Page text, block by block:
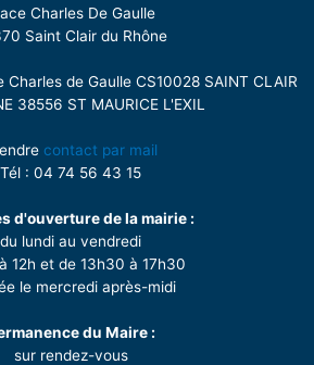
Charles De Gaulle
Saint Clair du Rhône
de Gaulle CS10028 SAINT CLAIR
38556 ST MAURICE L'EXIL
contact par mail
Tél : 04 74 56 43 15
d'ouverture de la mairie :
du lundi au vendredi
12h et de 13h30 à 17h30
le mercredi après-midi
du Maire :
sur rendez-vous